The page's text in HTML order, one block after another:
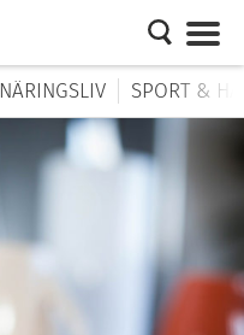
NÄRINGSLIV SPORT &